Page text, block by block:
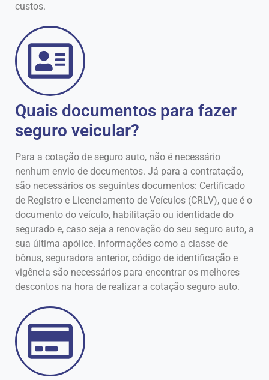
custos.
Quais documentos para fazer
seguro veicular?
Para a cotação de seguro auto, não é necessário
nenhum envio de documentos. Já para a contratação,
são necessários os seguintes documentos: Certificado
de Registro e Licenciamento de Veículos (CRLV), que é o
documento do veículo, habilitação ou identidade do
segurado e, caso seja a renovação do seu seguro auto, a
sua última apólice. Informações como a classe de
bônus, seguradora anterior, código de identificação e
vigência são necessários para encontrar os melhores
descontos na hora de realizar a cotação seguro auto.